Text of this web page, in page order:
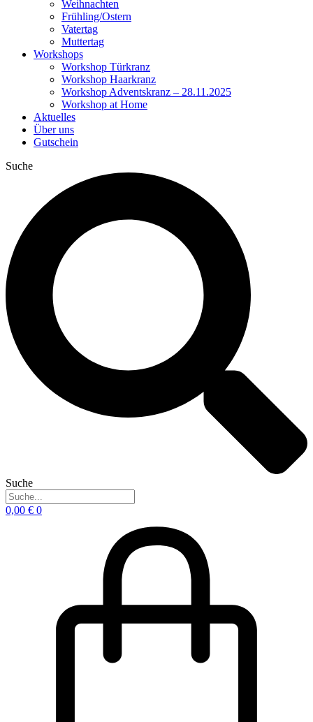
Weihnachten
Frühling/Ostern
Vatertag
Muttertag
Workshops
Workshop Türkranz
Workshop Haarkranz
Workshop Adventskranz – 28.11.2025
Workshop at Home
Aktuelles
Über uns
Gutschein
Suche
Suche
0,00 € 0